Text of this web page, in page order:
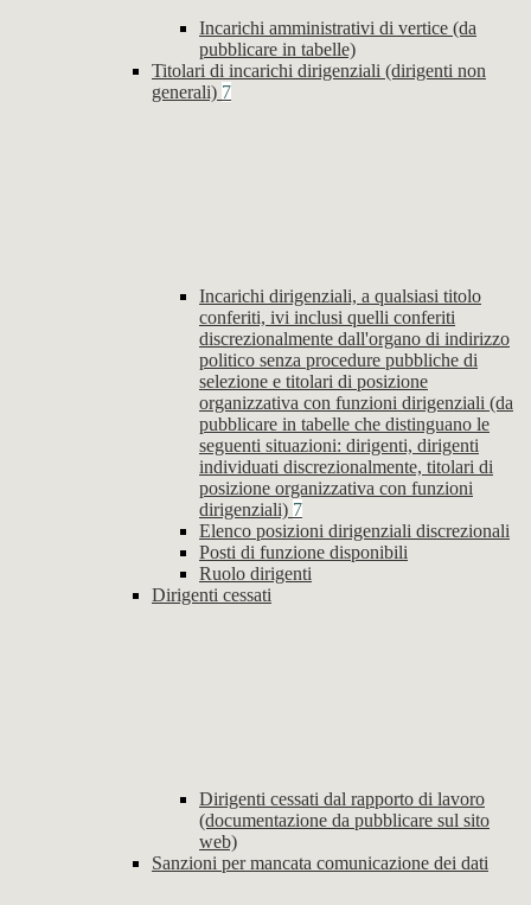
Incarichi amministrativi di vertice (da
pubblicare in tabelle)
Titolari di incarichi dirigenziali (dirigenti non
generali) 7
Incarichi dirigenziali, a qualsiasi titolo
conferiti, ivi inclusi quelli conferiti
discrezionalmente dall'organo di indirizzo
politico senza procedure pubbliche di
selezione e titolari di posizione
organizzativa con funzioni dirigenziali (da
pubblicare in tabelle che distinguano le
seguenti situazioni: dirigenti, dirigenti
individuati discrezionalmente, titolari di
posizione organizzativa con funzioni
dirigenziali) 7
Elenco posizioni dirigenziali discrezionali
Posti di funzione disponibili
Ruolo dirigenti
Dirigenti cessati
Dirigenti cessati dal rapporto di lavoro
(documentazione da pubblicare sul sito
web)
Sanzioni per mancata comunicazione dei dati